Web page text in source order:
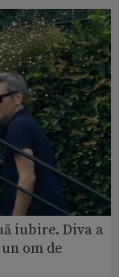
iubire. Diva a
om de